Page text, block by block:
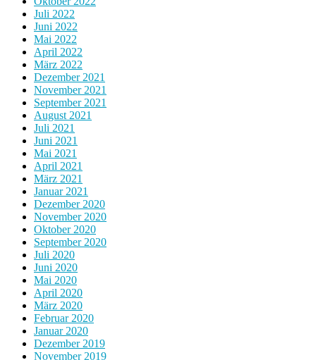
Juli 2022
Juni 2022
Mai 2022
April 2022
März 2022
Dezember 2021
November 2021
September 2021
August 2021
Juli 2021
Juni 2021
Mai 2021
April 2021
März 2021
Januar 2021
Dezember 2020
November 2020
Oktober 2020
September 2020
Juli 2020
Juni 2020
Mai 2020
April 2020
März 2020
Februar 2020
Januar 2020
Dezember 2019
November 2019